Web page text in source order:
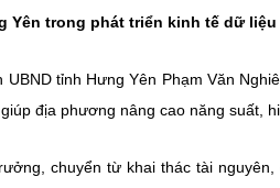
Yên trong phát triển kinh tế dữ liệu
tỉnh Hưng Yên Phạm Văn
địa phương nâng cao năng suất,
chuyển từ khai thác tài